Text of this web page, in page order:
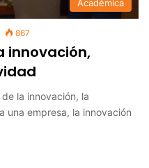
Académica
867
innovación,
la innovación, la
una empresa, la innovación